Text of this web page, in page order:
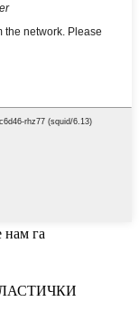
нам га